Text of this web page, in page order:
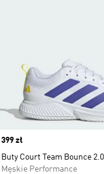
Price
399 zł
Buty Court Team Bounce 2.0
Męskie Performance